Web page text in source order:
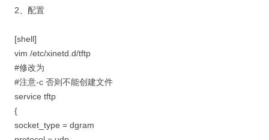
2、配置
[shell]
vim /etc/xinetd.d/tftp
#修改为
#注意-c 否则不能创建文件
service tftp
{
socket_type = dgram